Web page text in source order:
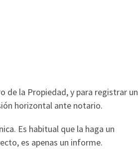
de la Propiedad, y para registrar un
horizontal ante notario.
Es habitual que la haga un
es apenas un informe.